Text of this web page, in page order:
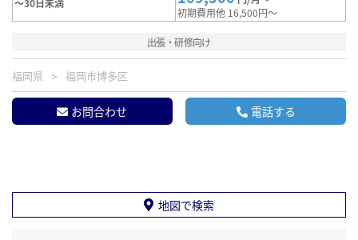
初期費用他 16,500円～
出張・研修向け
福岡県 福岡市博多区
お問合わせ 電話する
地図で検索